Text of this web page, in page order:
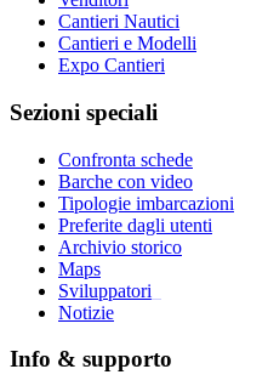
Cantieri Nautici
Cantieri e Modelli
Expo Cantieri
Sezioni speciali
Confronta schede
Barche con video
Tipologie imbarcazioni
Preferite dagli utenti
Archivio storico
Maps
Sviluppatori
Notizie
Info & supporto